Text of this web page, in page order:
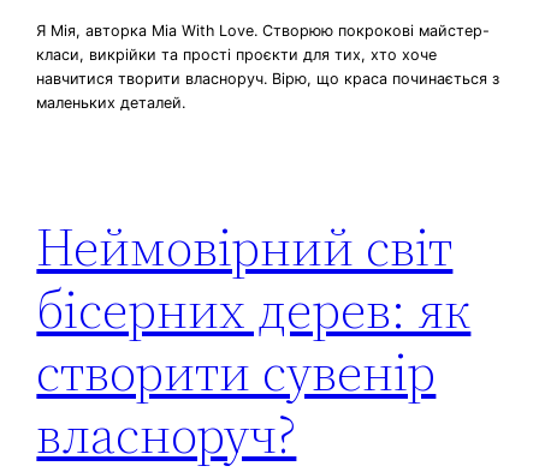
Я Мія, авторка Mia With Love. Створюю покрокові майстер-
класи, викрійки та прості проєкти для тих, хто хоче
навчитися творити власноруч. Вірю, що краса починається з
маленьких деталей.
Неймовірний світ
бісерних дерев: як
створити сувенір
власноруч?